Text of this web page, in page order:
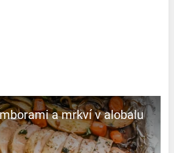
a mrkví v alobalu